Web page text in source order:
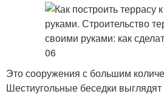
Это сооружения с большим
Шестиугольные беседки